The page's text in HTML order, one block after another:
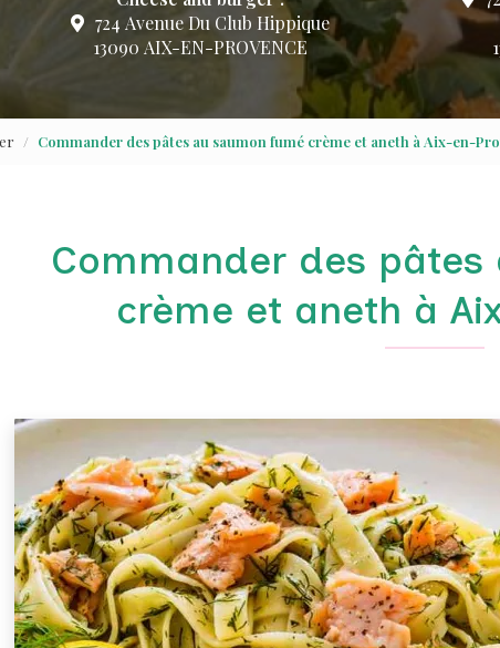
724 Avenue Du Club Hippique
13090 AIX-EN-PROVENCE
Commander des pâtes au saumon fumé crème et aneth à Aix-en-
Commander des
crème et aneth à